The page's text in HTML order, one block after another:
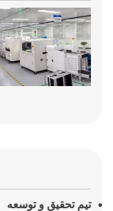
تیم تحقیق و توسعه